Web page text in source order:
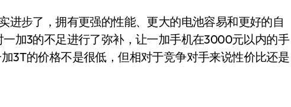
步了，拥有更强的性能、更大的电池容易和更好的自
加3的不足进行了弥补，让一加手机在3000元以内的手
3T的价格不是很低，但相对于竞争对手来说性价比还是